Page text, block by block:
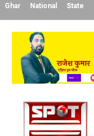
Ghar National State